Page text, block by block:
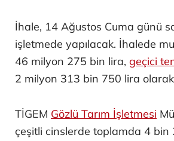
İhale, 14 Ağustos Cuma günü
işletmede yapılacak. İhalede
46 milyon 275 bin lira, geçici
2 milyon 313 bin 750 lira
TİGEM Gözlü Tarım İşletmesi
çeşitli cinslerde toplamda 4 bin